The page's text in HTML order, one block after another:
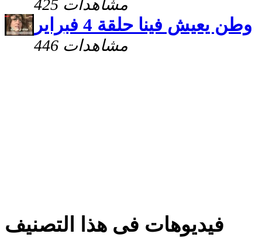
425 مشاهدات
وطن يعيش فينا حلقة 4 فبراير
446 مشاهدات
فيديوهات فى هذا التصنيف